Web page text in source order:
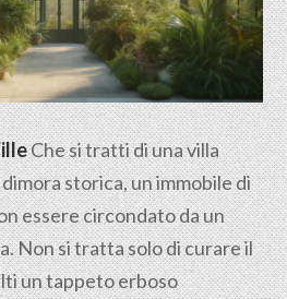
Che si tratti di una villa
storica, un immobile di
essere circondato da un
Non si tratta solo di curare il
un tappeto erboso